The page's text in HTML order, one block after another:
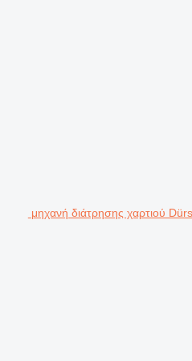
μηχανή διάτρησης χαρτιού